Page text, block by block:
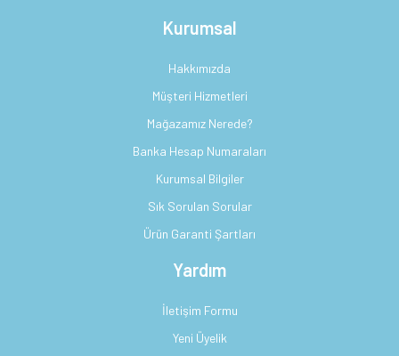
Kurumsal
Hakkımızda
Müşteri Hizmetleri
Mağazamız Nerede?
Banka Hesap Numaraları
Kurumsal Bilgiler
Sık Sorulan Sorular
Ürün Garanti Şartları
Yardım
İletişim Formu
Yeni Üyelik